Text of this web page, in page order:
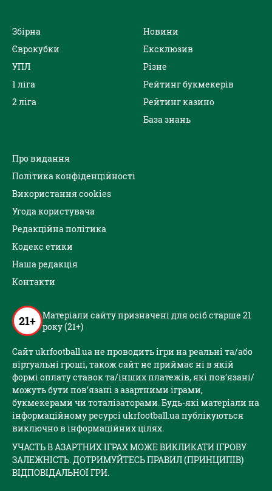
Збірна
Єврокубки
УПЛ
1 ліга
2 ліга
Новини
Ексклюзив
Різне
Рейтинг букмекерів
Рейтинг казино
База знань
Про видання
Політика конфіденційності
Використання cookies
Угода користувача
Редакційна політика
Кодекс етики
Наша редакція
Контакти
21+ Матеріали сайту призначені для осіб старше 21
року (21+)
Сайт ukrfootball.ua не проводить ігри на реальні та/або
віртуальні гроші, також сайт не приймає ні в якій
формі оплату ставок та/інших платежів, які пов’язані/
можуть бути пов’язані з азартними іграми,
букмекерами чи тоталізаторами. Будь-які матеріали на
інформаційному ресурсі ukrfootball.ua публікуються
виключно в інформаційних цілях.
УЧАСТЬ В АЗАРТНИХ ІГРАХ МОЖЕ ВИКЛИКАТИ ІГРОВУ
ЗАЛЕЖНІСТЬ. ДОТРИМУЙТЕСЬ ПРАВИЛ (ПРИНЦИПІВ)
ВІДПОВІДАЛЬНОЇ ГРИ.